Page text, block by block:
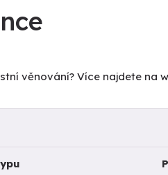
věnování? Více najdete na